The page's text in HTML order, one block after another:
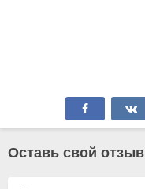
Оставь свой отзыв